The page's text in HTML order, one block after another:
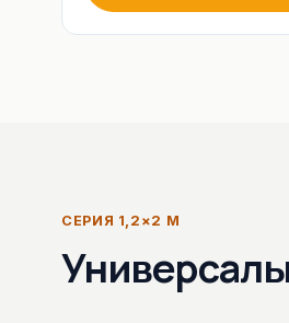
СЕРИЯ 1,2×2 М